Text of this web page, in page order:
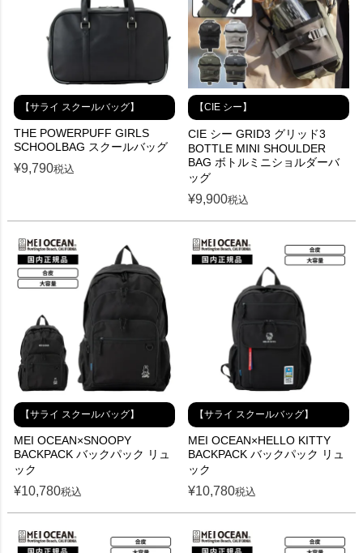
【サライ スクールバッグ】
THE POWERPUFF GIRLS
SCHOOLBAG スクールバッグ
¥9,790税込
【CIE シー】
CIE シー GRID3 グリッド3
BOTTLE MINI SHOULDER
BAG ボトルミニショルダーバ
ッグ
¥9,900税込
【サライ スクールバッグ】
MEI OCEAN×SNOOPY
BACKPACK バックパック リュ
ック
¥10,780税込
【サライ スクールバッグ】
MEI OCEAN×HELLO KITTY
BACKPACK バックパック リュ
ック
¥10,780税込